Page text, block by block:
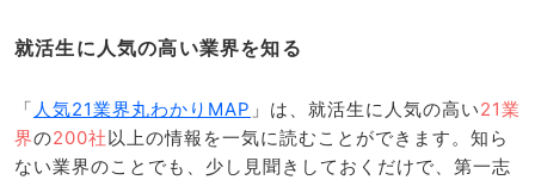
就活生に人気の高い業界を知る
「 人気21業界丸わかりMAP 」は、就活生に人気の高い21業
界の200社以上の情報を一気に読むことができます。知ら
ない業界のことでも、少し見聞きしておくだけで、第一志